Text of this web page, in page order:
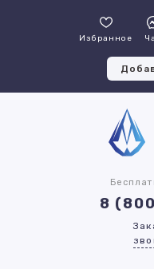
Избранное
8